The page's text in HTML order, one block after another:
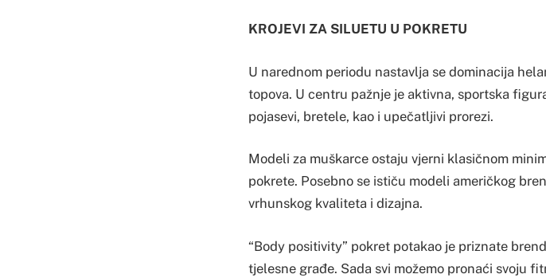
KROJEVI ZA SILUETU U POKRETU
U narednom periodu nastavlja se dominacija
topova. U centru pažnje je aktivna, sportska
pojasevi, bretele, kao i upečatljivi prorezi.
Modeli za muškarce ostaju vjerni klasičnom
pokrete. Posebno se ističu modeli američkog
vrhunskog kvaliteta i dizajna.
“Body positivity” pokret potakao je priznate
tjelesne građe. Sada svi možemo pronaći svoju